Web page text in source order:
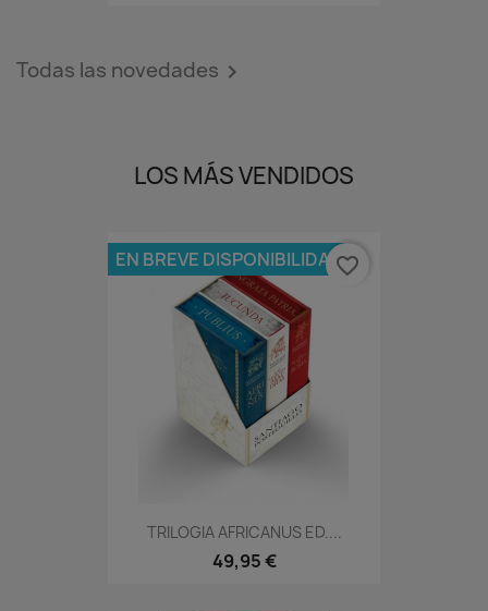
Todas las novedades 
LOS MÁS VENDIDOS
TRILOGIA AFRICANUS ED....
49,95 €
EN BREVE DISPONIBILIDADfavorite_border